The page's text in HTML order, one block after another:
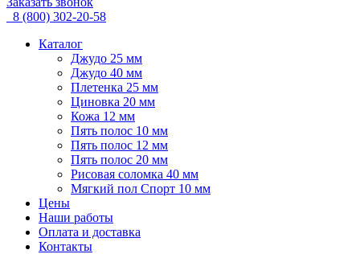
8 (800) 302-20-58
Каталог
Джудо 25 мм
Джудо 40 мм
Плетенка 25 мм
Циновка 20 мм
Кожа 12 мм
Пять полос 10 мм
Пять полос 12 мм
Пять полос 20 мм
Рисовая соломка 40 мм
Мягкий пол Спорт 10 мм
Цены
Наши работы
Оплата и доставка
Контакты